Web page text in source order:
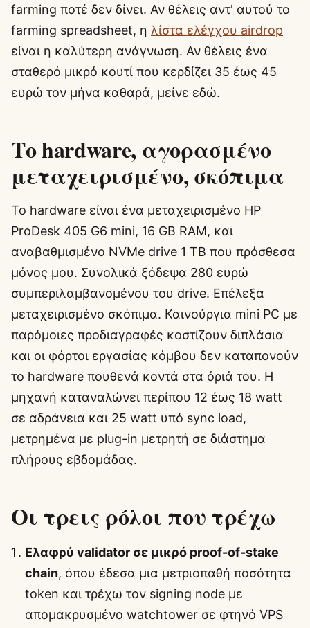
farming ποτέ δεν δίνει. Αν θέλεις αντ' αυτού το
farming spreadsheet, η λίστα ελέγχου airdrop
είναι η καλύτερη ανάγνωση. Αν θέλεις ένα
σταθερό μικρό κουτί που κερδίζει 35 έως 45
ευρώ τον μήνα καθαρά, μείνε εδώ.
Το hardware, αγορασμένο
μεταχειρισμένο, σκόπιμα
Το hardware είναι ένα μεταχειρισμένο HP
ProDesk 405 G6 mini, 16 GB RAM, και
αναβαθμισμένο NVMe drive 1 TB που πρόσθεσα
μόνος μου. Συνολικά ξόδεψα 280 ευρώ
συμπεριλαμβανομένου του drive. Επέλεξα
μεταχειρισμένο σκόπιμα. Καινούργια mini PC με
παρόμοιες προδιαγραφές κοστίζουν διπλάσια
και οι φόρτοι εργασίας κόμβου δεν καταπονούν
το hardware πουθενά κοντά στα όριά του. Η
μηχανή καταναλώνει περίπου 12 έως 18 watt
σε αδράνεια και 25 watt υπό sync load,
μετρημένα με plug-in μετρητή σε διάστημα
πλήρους εβδομάδας.
Οι τρεις ρόλοι που τρέχω
Ελαφρύ validator σε μικρό proof-of-stake
chain, όπου έδεσα μια μετριοπαθή ποσότητα
token και τρέχω τον signing node με
απομακρυσμένο watchtower σε φτηνό VPS